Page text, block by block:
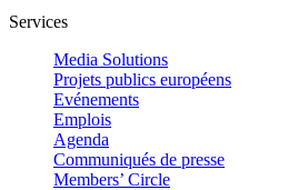
Services
Media Solutions
Projets publics européens
Evénements
Emplois
Agenda
Communiqués de presse
Members’ Circle